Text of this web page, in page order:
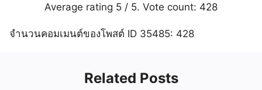
Average rating 5 / 5. Vote count: 428
จำนวนคอมเมนต์ของโพสต์ ID 35485: 428
Related Posts